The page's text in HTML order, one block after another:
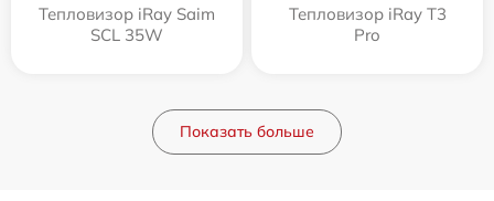
Тепловизор iRay Saim
SCL 35W
Тепловизор iRay T3
Pro
Показать больше